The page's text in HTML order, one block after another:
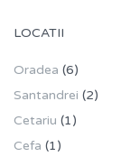
LOCATII
Oradea (6)
Santandrei (2)
Cetariu (1)
Cefa (1)